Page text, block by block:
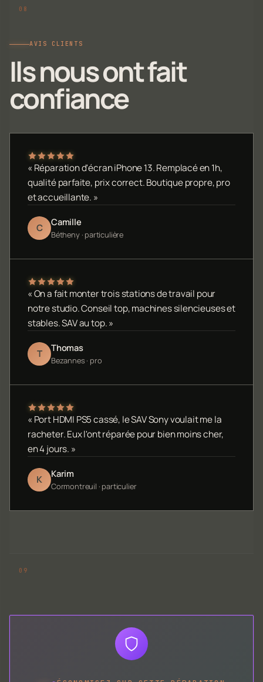
AVIS CLIENTS
Ils nous ont fait
confiance
« Réparation d'écran iPhone 13. Remplacé en 1h,
qualité parfaite, prix correct. Boutique propre, pro
et accueillante. »
C Camille
Bétheny · particulière
« On a fait monter trois stations de travail pour
notre studio. Conseil top, machines silencieuses et
stables. SAV au top. »
T Thomas
Bezannes · pro
« Port HDMI PS5 cassé, le SAV Sony voulait me la
racheter. Eux l'ont réparée pour bien moins cher,
en 4 jours. »
K Karim
Cormontreuil · particulier